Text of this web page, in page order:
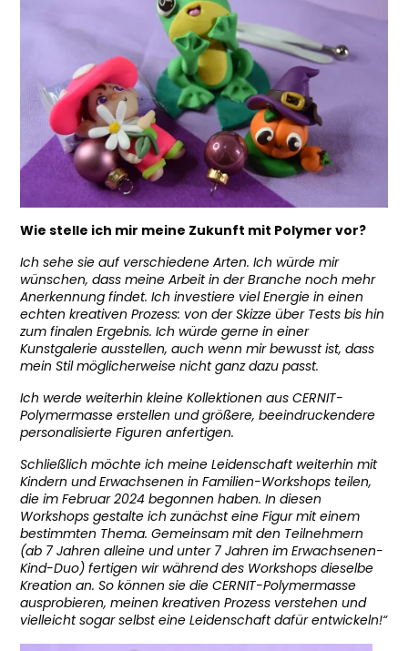
Wie stelle ich mir meine Zukunft mit Polymer vor?
Ich sehe sie auf verschiedene Arten. Ich würde mir
wünschen, dass meine Arbeit in der Branche noch mehr
Anerkennung findet. Ich investiere viel Energie in einen
echten kreativen Prozess: von der Skizze über Tests bis hin
zum finalen Ergebnis. Ich würde gerne in einer
Kunstgalerie ausstellen, auch wenn mir bewusst ist, dass
mein Stil möglicherweise nicht ganz dazu passt.
Ich werde weiterhin kleine Kollektionen aus CERNIT-
Polymermasse erstellen und größere, beeindruckendere
personalisierte Figuren anfertigen.
Schließlich möchte ich meine Leidenschaft weiterhin mit
Kindern und Erwachsenen in Familien-Workshops teilen,
die im Februar 2024 begonnen haben. In diesen
Workshops gestalte ich zunächst eine Figur mit einem
bestimmten Thema. Gemeinsam mit den Teilnehmern
(ab 7 Jahren alleine und unter 7 Jahren im Erwachsenen-
Kind-Duo) fertigen wir während des Workshops dieselbe
Kreation an. So können sie die CERNIT-Polymermasse
ausprobieren, meinen kreativen Prozess verstehen und
vielleicht sogar selbst eine Leidenschaft dafür entwickeln!“